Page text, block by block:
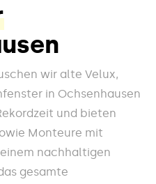
wir alte Velux,
in Ochsenhausen
und bieten
Monteure mit
nachhaltigen
gesamte